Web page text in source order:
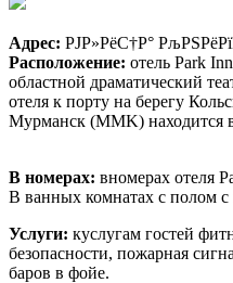
Адрес: РЈР»РёС†Р°
Расположение: отель Park
областной драматический
отеля к порту на берегу
Мурманск (MMK) находится
В номерах: вномерах отеля
В ванных комнатах с полом с
Услуги: куслугам гостей
безопасности, пожарная
баров в фойе.